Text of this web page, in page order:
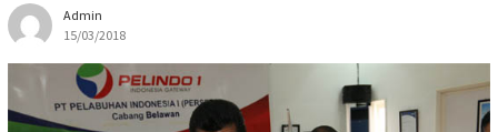
Admin
15/03/2018